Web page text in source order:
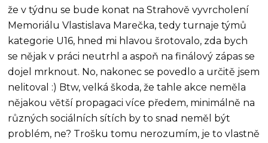
že v týdnu se bude konat na Strahově vyvrcholení
Memoriálu Vlastislava Marečka, tedy turnaje týmů
kategorie U16, hned mi hlavou šrotovalo, zda bych
se nějak v práci neutrhl a aspoň na finálový zápas se
dojel mrknout. No, nakonec se povedlo a určitě jsem
nelitoval :) Btw, velká škoda, že tahle akce neměla
nějakou větší propagaci více předem, minimálně na
různých sociálních sítích by to snad neměl být
problém, ne? Trošku tomu nerozumím, je to vlastně